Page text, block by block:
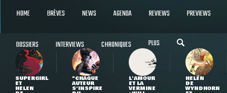
HOME BRÈVES NEWS AGENDA REVIEWS PREVIEWS
DOSSIERS INTERVIEWS CHRONIQUES PLUS
SUPERGIRL
ET
HELEN
"CHAQUE
AUTEUR
S'INSPIRE
L'AMOUR
ET LA
VERMINE
HELEN
DE
WYNDHORN